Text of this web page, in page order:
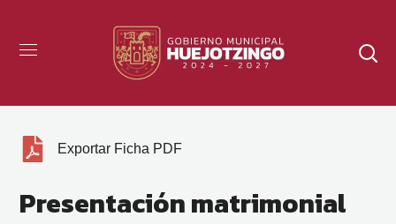
Presentación matrimonial
Exportar Ficha PDF